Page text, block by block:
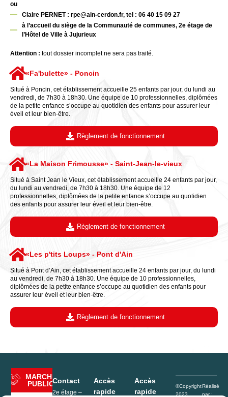
ou
Claire PERNET : rpe@ain-cerdon.fr, tel : 06 40 15 09 27
à l’accueil du siège de la Communauté de communes, 2e étage de
l’Hôtel de Ville à Jujurieux
Attention : tout dossier incomplet ne sera pas traité.
«Fa'bulette» - Poncin
Situé à Poncin, cet établissement accueille 25 enfants par jour, du lundi au
vendredi, de 7h30 à 18h30. Une équipe de 10 professionnelles, diplômées
de la petite enfance s’occupe au quotidien des enfants pour assurer leur
éveil et leur bien-être.
Règlement de fonctionnement
«La Maison Frimousse» - Saint-Jean-le-vieux
Situé à Saint Jean le Vieux, cet établissement accueille 24 enfants par jour,
du lundi au vendredi, de 7h30 à 18h30. Une équipe de 12
professionnelles, diplômées de la petite enfance s’occupe au quotidien
des enfants pour assurer leur éveil et leur bien-être.
Règlement de fonctionnement
«Les p'tits Loups» - Pont d'Ain
Situé à Pont d’Ain, cet établissement accueille 24 enfants par jour, du lundi
au vendredi, de 7h30 à 18h30. Une équipe de 10 professionnelles,
diplômées de la petite enfance s’occupe au quotidien des enfants pour
assurer leur éveil et leur bien-être.
Règlement de fonctionnement
MARCHÉ
PUBLICContact
2e étage –
Accès
rapide
Accès
rapide
©Copyright
2023
Réalisé
par :